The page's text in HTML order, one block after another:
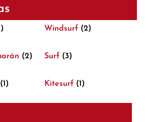
Windsurf (2)
(2) Surf (3)
(1) Kitesurf (1)